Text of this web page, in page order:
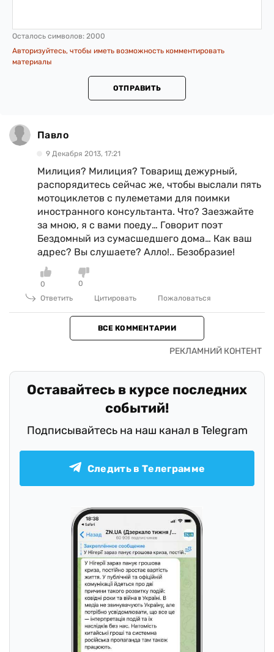
Осталось символов: 2000
Авторизуйтесь, чтобы иметь возможность комментировать
материалы
ОТПРАВИТЬ
Павло
9 Декабря 2013, 17:21
Милиция? Милиция? Товарищ дежурный,
распорядитесь сейчас же, чтобы выслали пять
мотоциклетов с пулеметами для поимки
иностранного консультанта. Что? Заезжайте
за мною, я с вами поеду… Говорит поэт
Бездомный из сумасшедшего дома… Как ваш
адрес? Вы слушаете? Алло!.. Безобразие!
0
0
Ответить
Цитировать Пожаловаться
ВСЕ КОММЕНТАРИИ
Оставайтесь в курсе последних
событий!
Подписывайтесь на наш канал в Telegram
Следить в Телеграмме